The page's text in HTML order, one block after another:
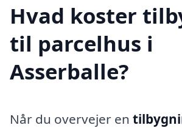
Hvad koster
til parcelhus i
Asserballe?
Når du overvejer en